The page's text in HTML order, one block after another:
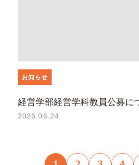
お知らせ
経営学部経営学科教員公募に
2026.06.24